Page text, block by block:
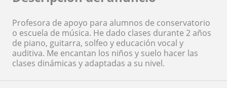
Profesora de apoyo para alumnos de conservatorio
o escuela de música. He dado clases durante 2 años
de piano, guitarra, solfeo y educación vocal y
auditiva. Me encantan los niños y suelo hacer las
clases dinámicas y adaptadas a su nivel.